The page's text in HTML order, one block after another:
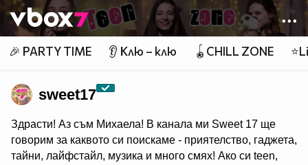
Member of
👾
🎉 PARTY TIME 👂 Клю – клю 🪀CHILL ZONE
sweet17
Здрасти! Аз съм Михаела! В канала ми Sweet 17 ще
говорим за каквото си поискаме - приятелство, гаджета,
тайни, лайфстайл, музика и много смях! Ако си teen,